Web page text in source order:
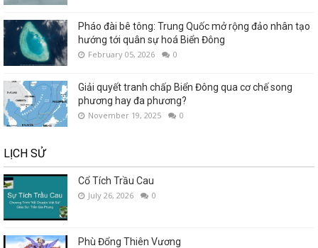
Pháo đài bê tông: Trung Quốc mở rộng đảo nhân tạo
hướng tới quân sự hoá Biển Đông
February 05, 2026 0
Giải quyết tranh chấp Biển Đông qua cơ chế song
phương hay đa phương?
November 19, 2025 0
LỊCH SỬ
Cổ Tích Trầu Cau
July 26, 2026 0
Phù Đổng Thiên Vương